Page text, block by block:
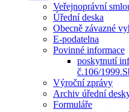
Veřejnoprávní
Úřední deska
Obecně závazné
E-podatelna
Povinné informace
poskytnutí
č.106/
Výroční zprávy
Archiv úřední
Formuláře